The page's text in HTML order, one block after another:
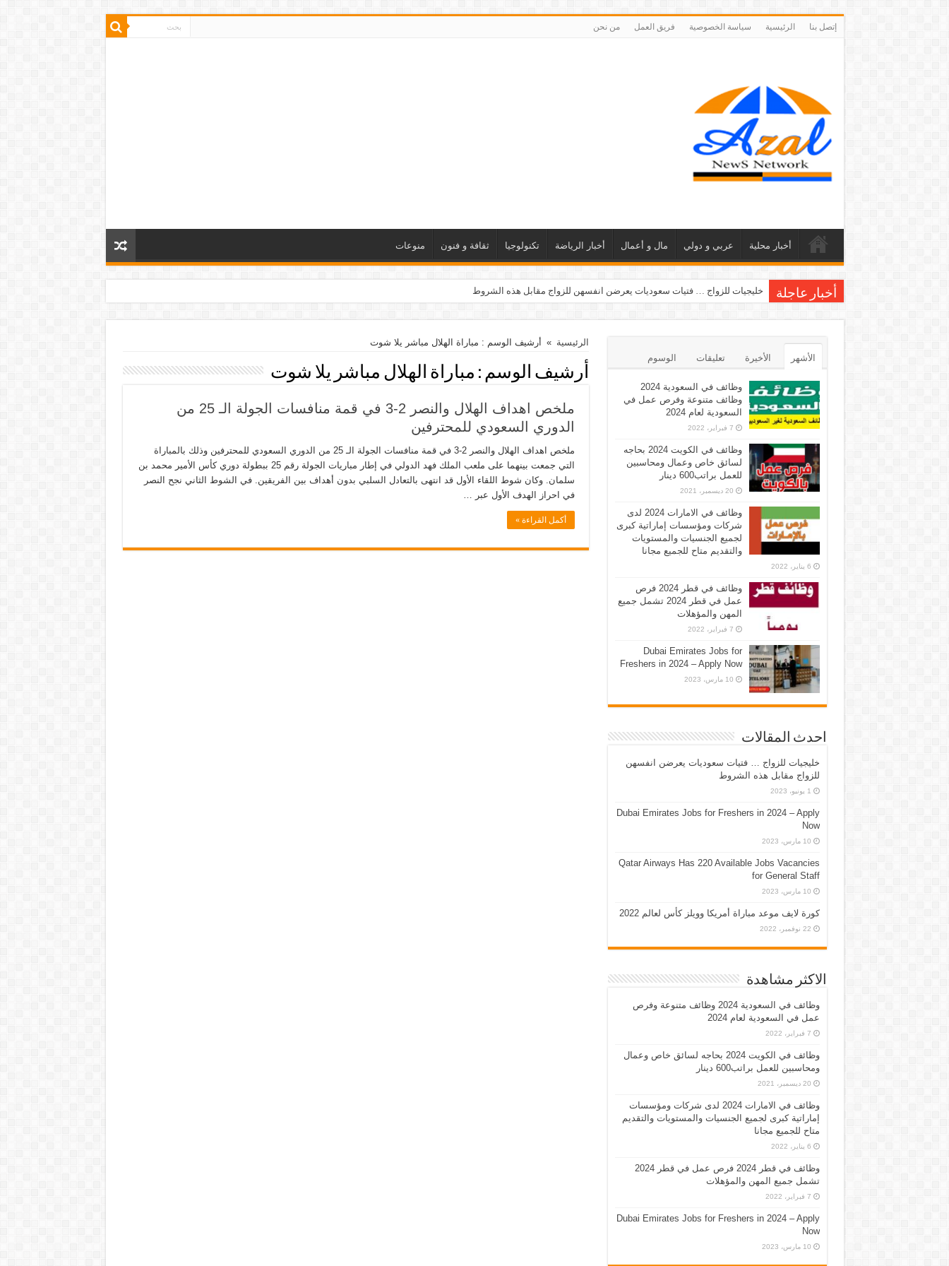
إتصل بنا الرئيسية سياسة الخصوصية فريق العمل من نحن
أخبار محلية عربي و دولي مال و أعمال أخبار الرياضة تكنولوجيا ثقافة و فنون منوعات
أخبار عاجلة خليجيات للزواج … فتيات سعوديات يعرضن انفسهن للزواج مقابل هذه الشروط
الرئيسية » أرشيف الوسم : مباراة الهلال مباشر يلا شوت
أرشيف الوسم : مباراة الهلال مباشر يلا شوت
ملخص اهداف الهلال والنصر 2-3 في قمة منافسات الجولة الـ 25 من
الدوري السعودي للمحترفين
ملخص اهداف الهلال والنصر 2-3 في قمة منافسات الجولة الـ 25 من الدوري السعودي للمحترفين وذلك بالمباراة
التي جمعت بينهما على ملعب الملك فهد الدولي في إطار مباريات الجولة رقم 25 ببطولة دوري كأس الأمير محمد بن
سلمان. وكان شوط اللقاء الأول قد انتهى بالتعادل السلبي بدون أهداف بين الفريقين. في الشوط الثاني نجح النصر
في احراز الهدف الأول عبر …
أكمل القراءة »
الأشهر الأخيرة تعليقات الوسوم
وظائف في السعودية 2024
وظائف متنوعة وفرص عمل في
السعودية لعام 2024
7 فبراير، 2022
وظائف في الكويت 2024 بحاجه
لسائق خاص وعمال ومحاسبين
للعمل براتب600 دينار
20 ديسمبر، 2021
وظائف في الامارات 2024 لدى
شركات ومؤسسات إماراتية كبرى
لجميع الجنسيات والمستويات
والتقديم متاح للجميع مجانا
6 يناير، 2022
وظائف في قطر 2024 فرص
عمل في قطر 2024 تشمل جميع
المهن والمؤهلات
7 فبراير، 2022
Dubai Emirates Jobs for
Freshers in 2024 – Apply Now
10 مارس، 2023
احدث المقالات
خليجيات للزواج … فتيات سعوديات يعرضن انفسهن
للزواج مقابل هذه الشروط
1 يونيو، 2023
Dubai Emirates Jobs for Freshers in 2024 – Apply
Now
10 مارس، 2023
Qatar Airways Has 220 Available Jobs Vacancies
for General Staff
10 مارس، 2023
كورة لايف موعد مباراة أمريكا وويلز كأس لعالم 2022
22 نوفمبر، 2022
الاكثر مشاهدة
وظائف في السعودية 2024 وظائف متنوعة وفرص
عمل في السعودية لعام 2024
7 فبراير، 2022
وظائف في الكويت 2024 بحاجه لسائق خاص وعمال
ومحاسبين للعمل براتب600 دينار
20 ديسمبر، 2021
وظائف في الامارات 2024 لدى شركات ومؤسسات
إماراتية كبرى لجميع الجنسيات والمستويات والتقديم
متاح للجميع مجانا
6 يناير، 2022
وظائف في قطر 2024 فرص عمل في قطر 2024
تشمل جميع المهن والمؤهلات
7 فبراير، 2022
Dubai Emirates Jobs for Freshers in 2024 – Apply
Now
10 مارس، 2023